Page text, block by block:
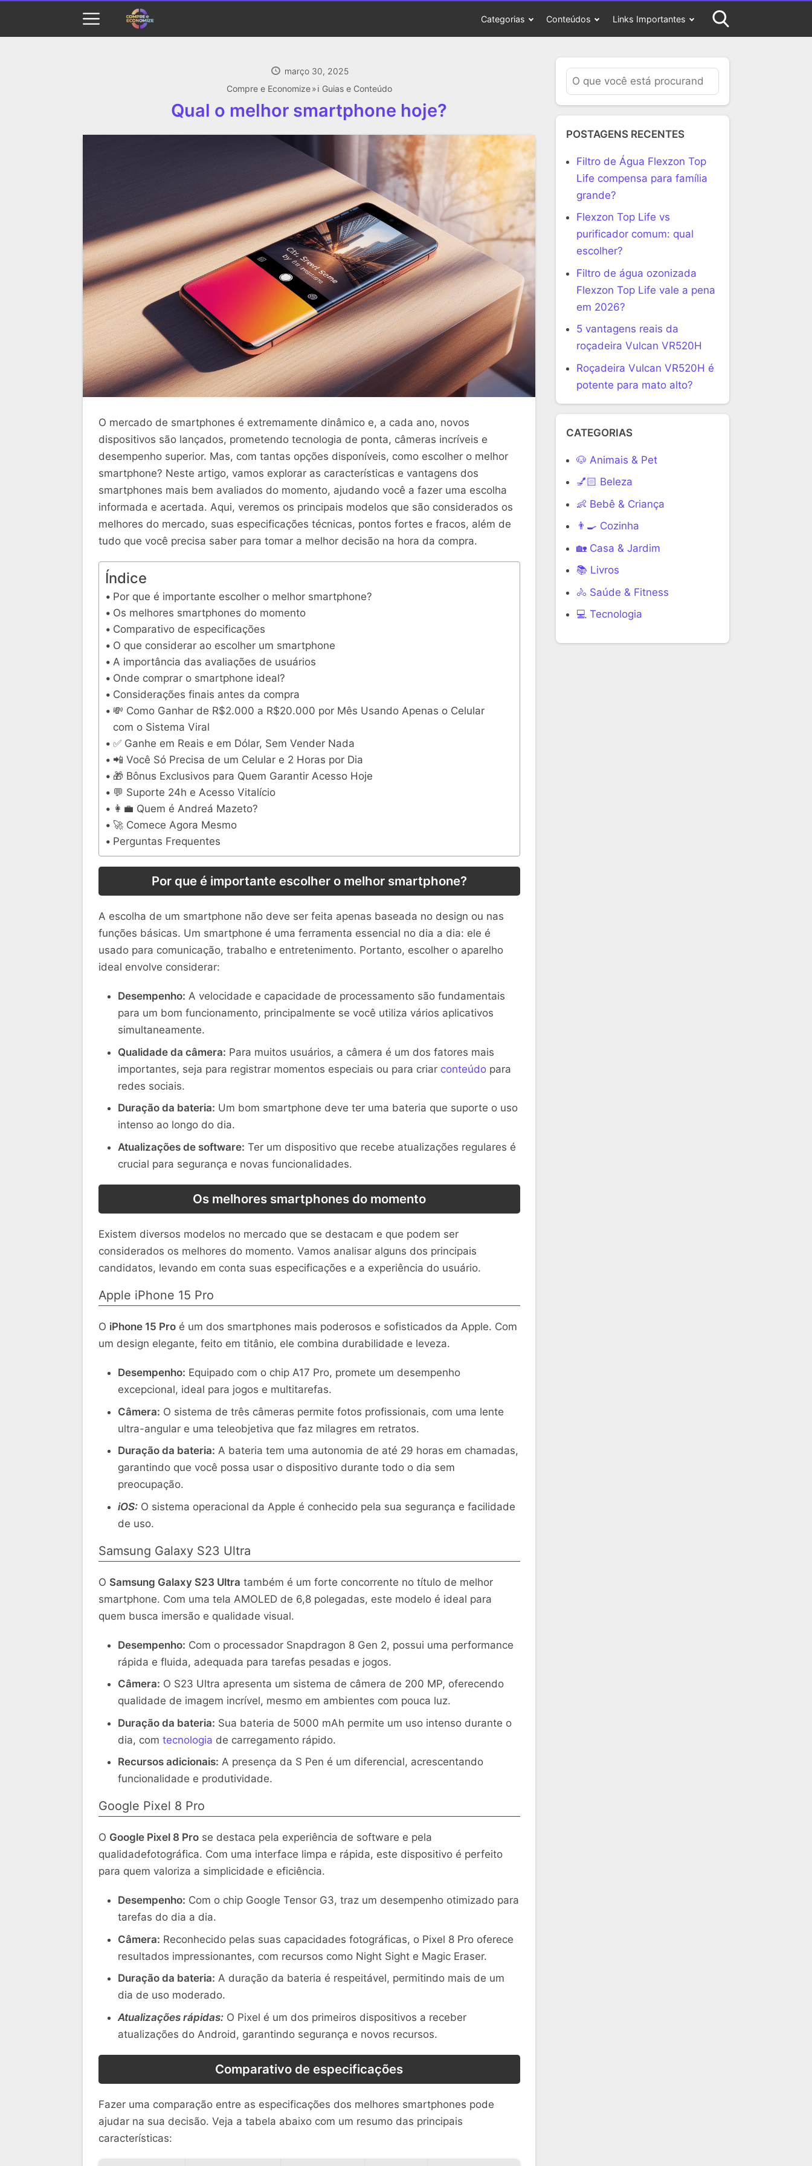
Categorias Conteúdos Links Importantes
março 30, 2025
Compre e Economize
ℹ️ Guias e Conteúdo
Qual o melhor smartphone hoje?
O mercado de smartphones é extremamente dinâmico e, a cada ano, novos
dispositivos são lançados, prometendo tecnologia de ponta, câmeras incríveis e
desempenho superior. Mas, com tantas opções disponíveis, como escolher o melhor
smartphone? Neste artigo, vamos explorar as características e vantagens dos
smartphones mais bem avaliados do momento, ajudando você a fazer uma escolha
informada e acertada. Aqui, veremos os principais modelos que são considerados os
melhores do mercado, suas especificações técnicas, pontos fortes e fracos, além de
tudo que você precisa saber para tomar a melhor decisão na hora da compra.
Índice
Por que é importante escolher o melhor smartphone?
Os melhores smartphones do momento
Comparativo de especificações
O que considerar ao escolher um smartphone
A importância das avaliações de usuários
Onde comprar o smartphone ideal?
Considerações finais antes da compra
💸 Como Ganhar de R$2.000 a R$20.000 por Mês Usando Apenas o Celular
com o Sistema Viral
✅ Ganhe em Reais e em Dólar, Sem Vender Nada
📲 Você Só Precisa de um Celular e 2 Horas por Dia
🎁 Bônus Exclusivos para Quem Garantir Acesso Hoje
💬 Suporte 24h e Acesso Vitalício
👩‍💼 Quem é Andreá Mazeto?
🚀 Comece Agora Mesmo
Perguntas Frequentes
Por que é importante escolher o melhor smartphone?
A escolha de um smartphone não deve ser feita apenas baseada no design ou nas
funções básicas. Um smartphone é uma ferramenta essencial no dia a dia: ele é
usado para comunicação, trabalho e entretenimento. Portanto, escolher o aparelho
ideal envolve considerar:
Desempenho: A velocidade e capacidade de processamento são fundamentais
para um bom funcionamento, principalmente se você utiliza vários aplicativos
simultaneamente.
Qualidade da câmera: Para muitos usuários, a câmera é um dos fatores mais
importantes, seja para registrar momentos especiais ou para criar conteúdopara
redes sociais.
Duração da bateria: Um bom smartphone deve ter uma bateria que suporte o uso
intenso ao longo do dia.
Atualizações de software: Ter um dispositivo que recebe atualizações regulares é
crucial para segurança e novas funcionalidades.
Os melhores smartphones do momento
Existem diversos modelos no mercado que se destacam e que podem ser
considerados os melhores do momento. Vamos analisar alguns dos principais
candidatos, levando em conta suas especificações e a experiência do usuário.
Apple iPhone 15 Pro
O iPhone 15 Proé um dos smartphones mais poderosos e sofisticados da Apple. Com
um design elegante, feito em titânio, ele combina durabilidade e leveza.
Desempenho: Equipado com o chip A17 Pro, promete um desempenho
excepcional, ideal para jogos e multitarefas.
Câmera: O sistema de três câmeras permite fotos profissionais, com uma lente
ultra-angular e uma teleobjetiva que faz milagres em retratos.
Duração da bateria: A bateria tem uma autonomia de até 29 horas em chamadas,
garantindo que você possa usar o dispositivo durante todo o dia sem
preocupação.
iOS:O sistema operacional da Apple é conhecido pela sua segurança e facilidade
de uso.
Samsung Galaxy S23 Ultra
O Samsung Galaxy S23 Ultra também é um forte concorrente no título de melhor
smartphone. Com uma tela AMOLED de 6,8 polegadas, este modelo é ideal para
quem busca imersão e qualidade visual.
Desempenho: Com o processador Snapdragon 8 Gen 2, possui uma performance
rápida e fluida, adequada para tarefas pesadas e jogos.
Câmera: O S23 Ultra apresenta um sistema de câmera de 200 MP, oferecendo
qualidade de imagem incrível, mesmo em ambientes com pouca luz.
Duração da bateria: Sua bateria de 5000 mAh permite um uso intenso durante o
dia, com tecnologia de carregamento rápido.
Recursos adicionais: A presença da S Pen é um diferencial, acrescentando
funcionalidade e produtividade.
Google Pixel 8 Pro
O Google Pixel 8 Prose destaca pela experiência de software e pela
qualidadefotográfica. Com uma interface limpa e rápida, este dispositivo é perfeito
para quem valoriza a simplicidade e eficiência.
Desempenho: Com o chip Google Tensor G3, traz um desempenho otimizado para
tarefas do dia a dia.
Câmera: Reconhecido pelas suas capacidades fotográficas, o Pixel 8 Pro oferece
resultados impressionantes, com recursos como Night Sight e Magic Eraser.
Duração da bateria: A duração da bateria é respeitável, permitindo mais de um
dia de uso moderado.
Atualizações rápidas:O Pixel é um dos primeiros dispositivos a receber
atualizações do Android, garantindo segurança e novos recursos.
Comparativo de especificações
Fazer uma comparação entre as especificações dos melhores smartphones pode
ajudar na sua decisão. Veja a tabela abaixo com um resumo das principais
características:
POSTAGENS RECENTES
Filtro de Água Flexzon Top
Life compensa para família
grande?
Flexzon Top Life vs
purificador comum: qual
escolher?
Filtro de água ozonizada
Flexzon Top Life vale a pena
em 2026?
5 vantagens reais da
roçadeira Vulcan VR520H
Roçadeira Vulcan VR520H é
potente para mato alto?
CATEGORIAS
🐶 Animais & Pet
💅🏻 Beleza
👶 Bebê & Criança
👨‍🍳 Cozinha
🏡 Casa & Jardim
📚 Livros
🚴 Saúde & Fitness
‍💻 Tecnologia